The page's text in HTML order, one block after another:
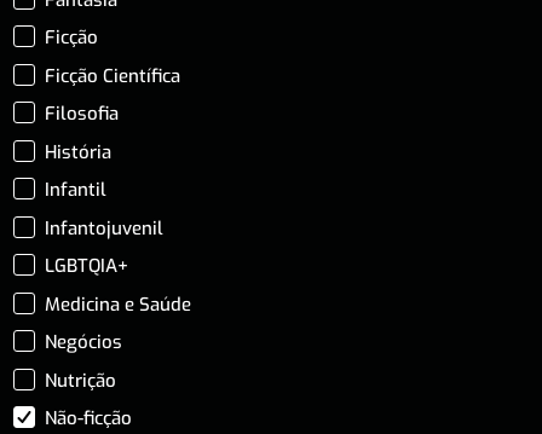
Ficção
Ficção Científica
Filosofia
História
Infantil
Infantojuvenil
LGBTQIA+
Medicina e Saúde
Negócios
Nutrição
Não-ficção